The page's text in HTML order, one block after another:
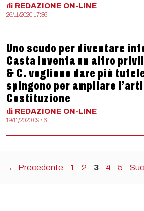
di REDAZIONE ON-LINE
26/11/2020 17:36
Uno scudo per diventare
Casta inventa un altro
& C. vogliono dare più
spingono per ampliare
Costituzione
di REDAZIONE ON-LINE
19/11/2020 09:46
← Precedente Pagina
1 Pagina
2 Pagina
3 Pagina
4 Pagina
5